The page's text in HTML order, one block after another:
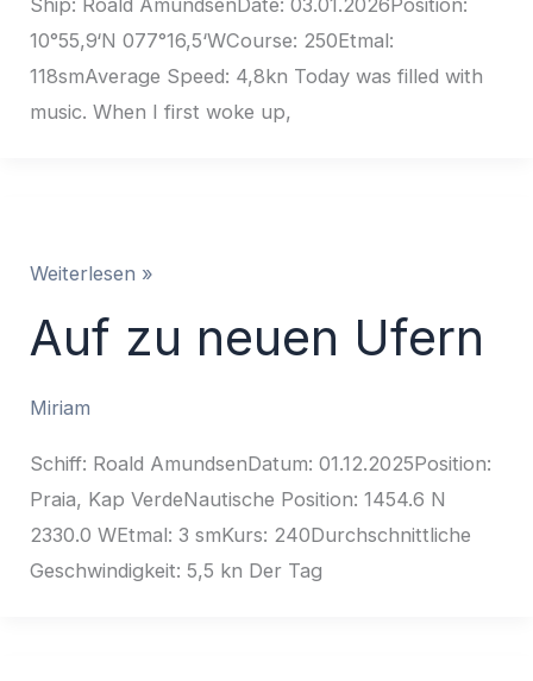
10°55,9‘N 077°16,5‘WCourse: 250Etmal:
118smAverage Speed: 4,8kn Today was filled with
music. When I first woke up,
Auf
neuen
Weiterlesen »
Auf zu neuen Ufern
Miriam
Schiff: Roald AmundsenDatum: 01.12.2025Position:
Praia, Kap VerdeNautische Position: 1454.6 N
2330.0 WEtmal: 3 smKurs: 240Durchschnittliche
Geschwindigkeit: 5,5 kn Der Tag